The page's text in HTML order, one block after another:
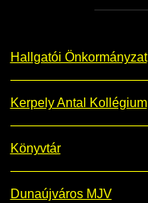
Hallgatói Önkormányzat
Kerpely Antal Kollégium
Könyvtár
Dunaújváros MJV